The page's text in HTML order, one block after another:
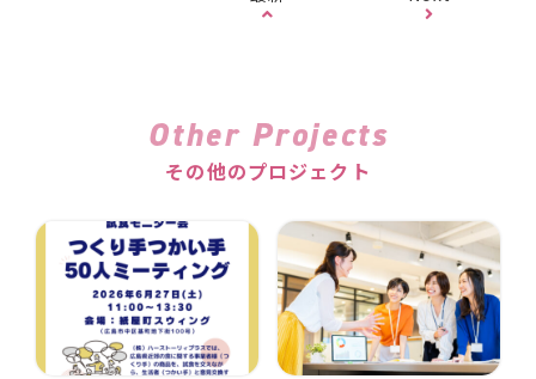
Other Projects
その他のプロジェクト